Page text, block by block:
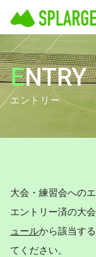
ENTRY
エントリー
大会・練習会への
エントリー済の大
ュールから該当す
てください。